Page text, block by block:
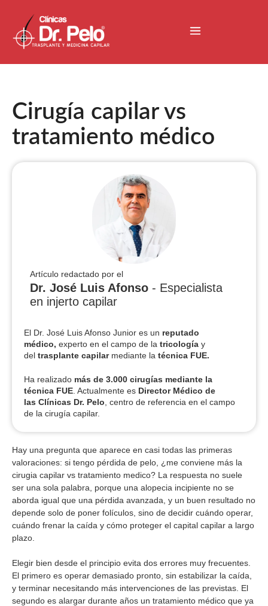
Cirugía capilar vs
tratamiento médico
Artículo redactado por el
Dr. José Luis Afonso - Especialista
en injerto capilar
El Dr. José Luis Afonso Junior es un reputado
médico, experto en el campo de la tricología y
del trasplante capilar mediante la técnica FUE.
Ha realizado más de 3.000 cirugías mediante la
técnica FUE . Actualmente es Director Médico de
las Clínicas Dr. Pelo , centro de referencia en el campo
de la cirugía capilar.
Hay una pregunta que aparece en casi todas las primeras
valoraciones: si tengo pérdida de pelo, ¿me conviene más la
cirugia capilar vs tratamiento medico? La respuesta no suele
ser una sola palabra, porque una alopecia incipiente no se
aborda igual que una pérdida avanzada, y un buen resultado no
depende solo de poner folículos, sino de decidir cuándo operar,
cuándo frenar la caída y cómo proteger el capital capilar a largo
plazo.
Elegir bien desde el principio evita dos errores muy frecuentes.
El primero es operar demasiado pronto, sin estabilizar la caída,
y terminar necesitando más intervenciones de las previstas. El
segundo es alargar durante años un tratamiento médico que ya